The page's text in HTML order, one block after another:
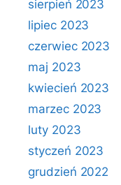
sierpień 2023
lipiec 2023
czerwiec 2023
maj 2023
kwiecień 2023
marzec 2023
luty 2023
styczeń 2023
grudzień 2022